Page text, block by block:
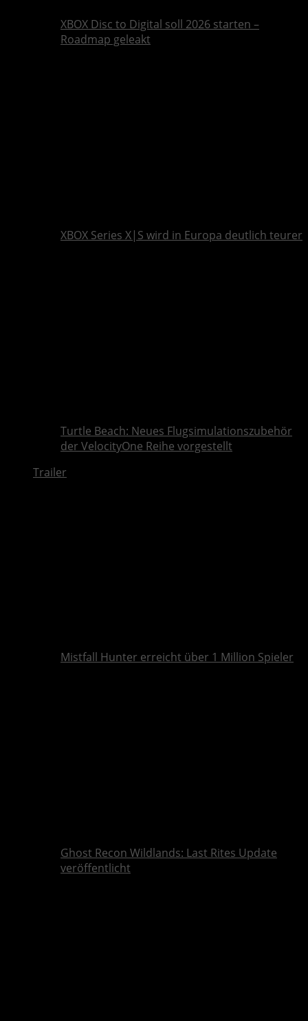
XBOX Disc to Digital soll 2026 starten –
Roadmap geleakt
XBOX Series X|S wird in Europa deutlich teurer
Turtle Beach: Neues Flugsimulationszubehör
der VelocityOne Reihe vorgestellt
Trailer
Mistfall Hunter erreicht über 1 Million Spieler
Ghost Recon Wildlands: Last Rites Update
veröffentlicht